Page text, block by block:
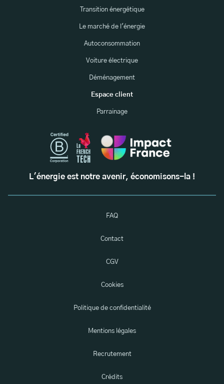
Transition énergétique
Le marché de l'énergie
Autoconsommation
Voiture électrique
Déménagement
Espace client
Parrainage
L'énergie est notre avenir, économisons-la !
FAQ
Contact
CGV
Cookies
Politique de confidentialité
Mentions légales
Recrutement
Crédits